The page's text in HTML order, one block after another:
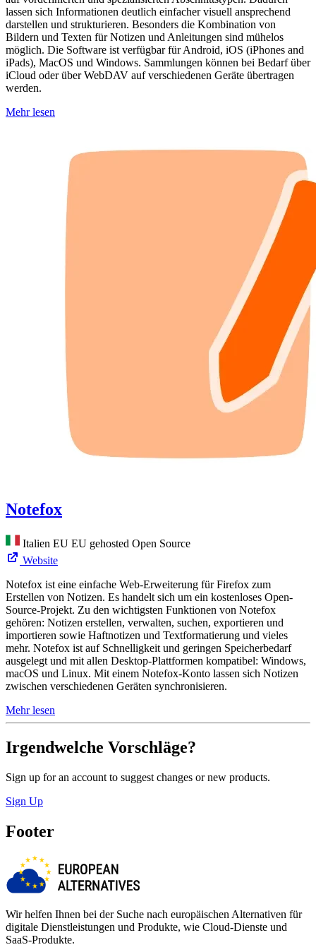
lassen sich Informationen deutlich einfacher visuell ansprechend
darstellen und strukturieren. Besonders die Kombination von
Bildern und Texten für Notizen und Anleitungen sind mühelos
möglich. Die Software ist verfügbar für Android, iOS (iPhones and
iPads), MacOS und Windows. Sammlungen können bei Bedarf über
iCloud oder über WebDAV auf verschiedenen Geräte übertragen
werden.
Mehr lesen
Notefox
Italien EU EU gehosted Open Source
Website
Notefox ist eine einfache Web-Erweiterung für Firefox zum
Erstellen von Notizen. Es handelt sich um ein kostenloses Open-
Source-Projekt. Zu den wichtigsten Funktionen von Notefox
gehören: Notizen erstellen, verwalten, suchen, exportieren und
importieren sowie Haftnotizen und Textformatierung und vieles
mehr. Notefox ist auf Schnelligkeit und geringen Speicherbedarf
ausgelegt und mit allen Desktop-Plattformen kompatibel: Windows,
macOS und Linux. Mit einem Notefox-Konto lassen sich Notizen
zwischen verschiedenen Geräten synchronisieren.
Mehr lesen
Irgendwelche Vorschläge?
Sign up for an account to suggest changes or new products.
Sign Up
Footer
Wir helfen Ihnen bei der Suche nach europäischen Alternativen für
digitale Dienstleistungen und Produkte, wie Cloud-Dienste und
SaaS-Produkte.